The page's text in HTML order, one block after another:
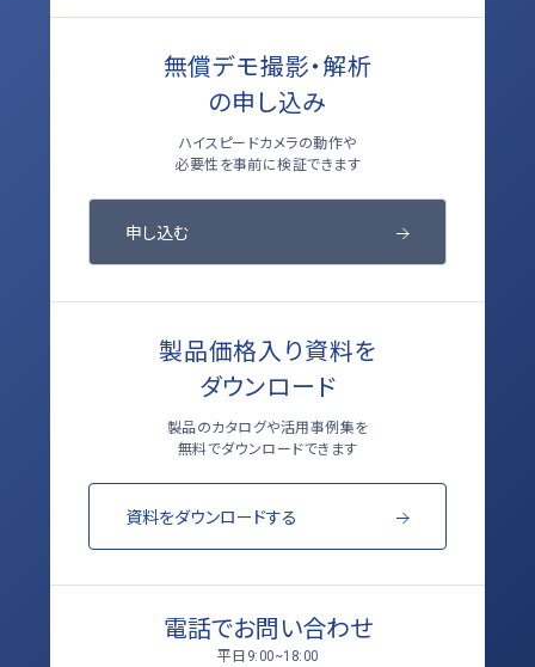
無償デモ撮影・解析
の申し込み
ハイスピードカメラの動作や
必要性を事前に検証できます
申し込む
製品価格入り資料を
ダウンロード
製品のカタログや活用事例集を
無料でダウンロードできます
資料をダウンロードする
電話でお問い合わせ
平日 9:00~18:00